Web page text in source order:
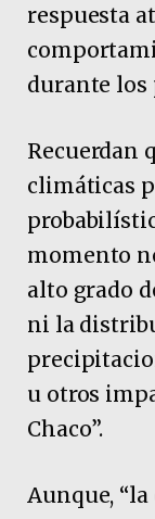
respuesta
durante los
Recuerdan
climáticas
momento
alto grado
ni la
u otros
Chaco”.
Aunque,